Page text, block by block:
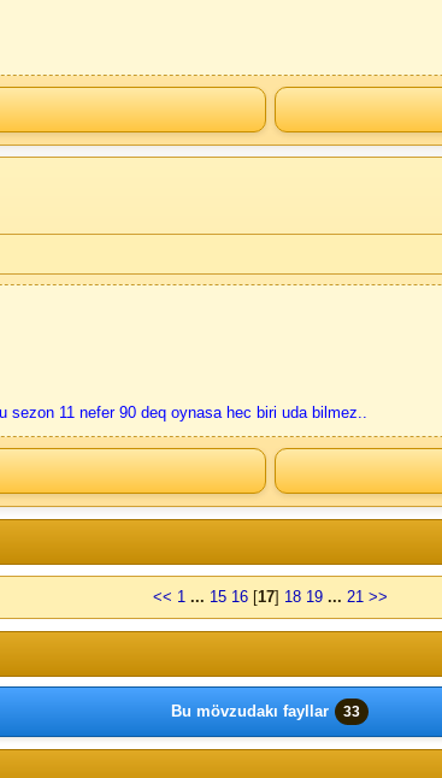
11 nefer 90 deq oynasa hec biri uda bilmez..
<< 1 ... 15 16[17] 18 19 ... 21 >>
Bu mövzudakı fayllar 33